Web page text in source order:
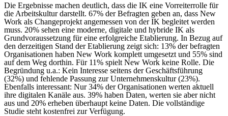
Die Ergebnisse machen deutlich, dass die IK eine Vorreiterrolle für
die Arbeitskultur darstellt. 67% der Befragten geben an, dass New
Work als Changeprojekt angemessen von der IK begleitet werden
muss. 20% sehen eine moderne, digitale und hybride IK als
Grundvoraussetzung für eine erfolgreiche Etablierung. In Bezug auf
den derzeitigen Stand der Etablierung zeigt sich: 13% der befragten
Organisationen haben New Work komplett umgesetzt und 55% sind
auf dem Weg dorthin. Für 11% spielt New Work keine Rolle. Die
Begründung u.a.: Kein Interesse seitens der Geschäftsführung
(32%) und fehlende Passung zur Unternehmenskultur (23%).
Ebenfalls interessant: Nur 34% der Organisationen werten aktuell
ihre digitalen Kanäle aus. 39% haben Daten, werten sie aber nicht
aus und 20% erheben überhaupt keine Daten. Die vollständige
Studie steht kostenfrei zur Verfügung.